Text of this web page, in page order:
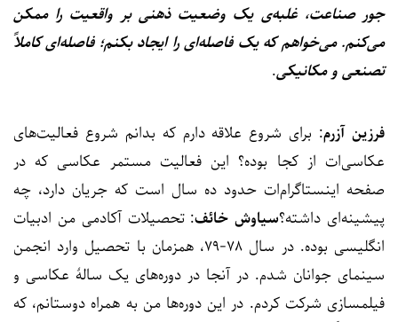
جور صناعت، غلبه‌ی یک وضعیت ذهنی بر واقعیت را ممکن
می‌کنم. می‌خواهم که یک فاصله‌ای را ایجاد بکنم؛ فاصله‌ای کاملاً
تصنعی و مکانیکی.
فرزین آزرم: برای شروع علاقه دارم که بدانم شروع فعالیت‌های
عکاسی‌ات از کجا بوده؟ این فعالیت مستمر عکاسی که در
صفحه اینستاگرام‌ات حدود ده سال است که جریان دارد، چه
پیشینه‌ای داشته؟سیاوش خائف: تحصیلات آکادمی من ادبیات
انگلیسی بوده. در سال ۷۸-۷۹، همزمان با تحصیل وارد انجمن
سینمای جوانان شدم. در آنجا در دوره‌های یک سالهٔ عکاسی و
فیلمسازی شرکت کردم. در این دوره‌ها من به همراه دوستانم، که